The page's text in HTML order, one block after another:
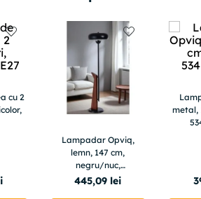
cu 2
Lampadar Opviq,
lemn, 147 cm,
negru/nuc,
534LUN5530
445,09 lei
metal,